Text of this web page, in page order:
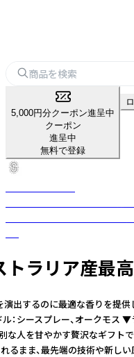
5,000円分クーポン進呈中
クーポン
進呈中
無料で登録
リア産最
するのに最適な香
スプレー、オーク
を甘やかす贅沢な
ま、最先端の技術や